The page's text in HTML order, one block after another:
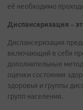
её необходимо
Диспансеризация –
Диспансеризация
включающий в себя
дополнительные
оценки состояния
здоровья и группы
групп населения.